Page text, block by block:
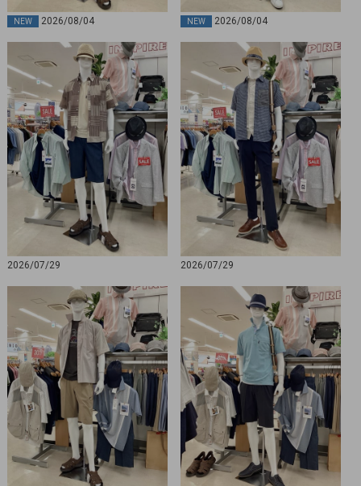
NEW 2026/08/04 NEW 2026/08/04
2026/07/29 2026/07/29